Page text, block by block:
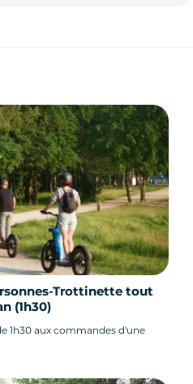
Trottinette tout
(1h30)
1h30 aux commandes d'une